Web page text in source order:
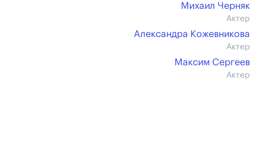
Михаил Черняк
Актер
Александра Кожевникова
Актер
Максим Сергеев
Актер